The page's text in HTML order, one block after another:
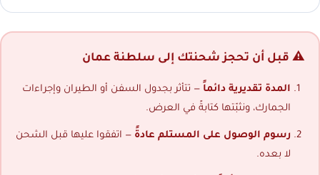
⚠️ قبل أن تحجز شحنتك إلى سلطنة عمان
المدة تقديرية دائماً — تتأثر بجدول السفن أو الطيران وإجراءات
الجمارك، ونثبّتها كتابةً في العرض.
رسوم الوصول على المستلم عادةً — اتفقوا عليها قبل الشحن
لا بعده.